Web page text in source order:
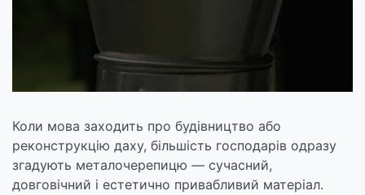
обслуговуванням
Коли мова заходить про будівництво або
реконструкцію даху, більшість господарів одразу
згадують металочерепицю — сучасний,
довговічний і естетично привабливий матеріал.